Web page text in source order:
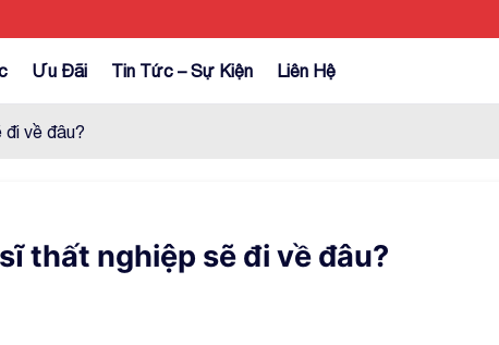
Ưu Đãi Tin Tức – Sự Kiện Liên Hệ
về đâu?
thất nghiệp sẽ đi về đâu?